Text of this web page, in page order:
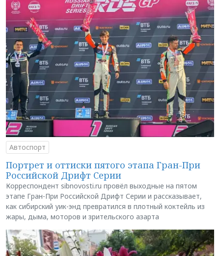
Автоспорт
Портрет и оттиски пятого этапа Гран-При
Российской Дрифт Серии
Корреспондент sibnovosti.ru провёл выходные на пятом
этапе Гран-При Российской Дрифт Серии и рассказывает,
как сибирский уик-энд превратился в плотный коктейль из
жары, дыма, моторов и зрительского азарта